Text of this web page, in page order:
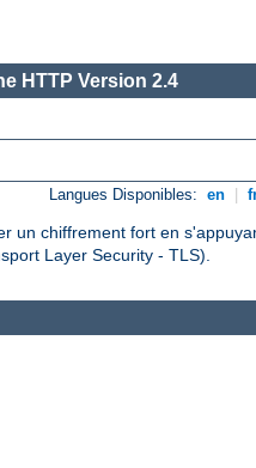
HTTP Version 2.4
Langues Disponibles: en
un chiffrement fort en
Layer Security - TLS).